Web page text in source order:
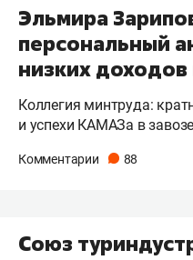
Эльмира
персональный
низких
Коллегия минтруда:
и успехи КАМАЗа в
Комментарии 88
Союз